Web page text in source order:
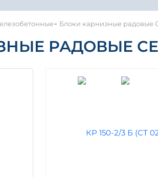
- Блоки карнизные радовые
РАДОВЫЕ